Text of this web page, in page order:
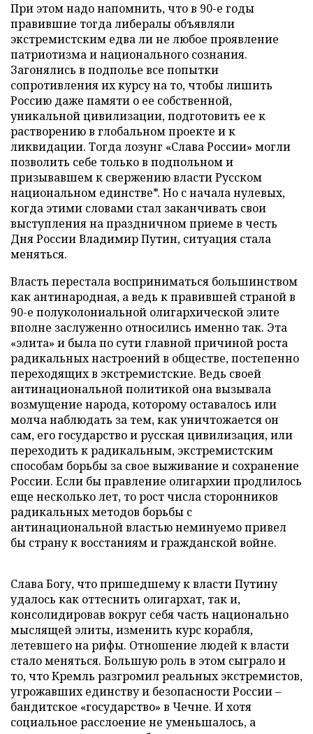
При этом надо напомнить, что в 90-е годы
правившие тогда либералы объявляли
экстремистским едва ли не любое проявление
патриотизма и национального сознания.
Загонялись в подполье все попытки
сопротивления их курсу на то, чтобы лишить
Россию даже памяти о ее собственной,
уникальной цивилизации, подготовить ее к
растворению в глобальном проекте и к
ликвидации. Тогда лозунг «Слава России» могли
позволить себе только в подпольном и
призывавшем к свержению власти Русском
национальном единстве*. Но с начала нулевых,
когда этими словами стал заканчивать свои
выступления на праздничном приеме в честь
Дня России Владимир Путин, ситуация стала
меняться.
Власть перестала восприниматься большинством
как антинародная, а ведь к правившей страной в
90-е полуколониальной олигархической элите
вполне заслуженно относились именно так. Эта
«элита» и была по сути главной причиной роста
радикальных настроений в обществе, постепенно
переходящих в экстремистские. Ведь своей
антинациональной политикой она вызывала
возмущение народа, которому оставалось или
молча наблюдать за тем, как уничтожается он
сам, его государство и русская цивилизация, или
переходить к радикальным, экстремистским
способам борьбы за свое выживание и сохранение
России. Если бы правление олигархии продлилось
еще несколько лет, то рост числа сторонников
радикальных методов борьбы с
антинациональной властью неминуемо привел
бы страну к восстаниям и гражданской войне.
Слава Богу, что пришедшему к власти Путину
удалось как оттеснить олигархат, так и,
консолидировав вокруг себя часть национально
мыслящей элиты, изменить курс корабля,
летевшего на рифы. Отношение людей к власти
стало меняться. Большую роль в этом сыграло и
то, что Кремль разгромил реальных экстремистов,
угрожавших единству и безопасности России –
бандитское «государство» в Чечне. И хотя
социальное расслоение не уменьшалось, а